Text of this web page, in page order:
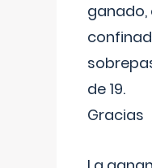
ganado,
de 19.
Gracias